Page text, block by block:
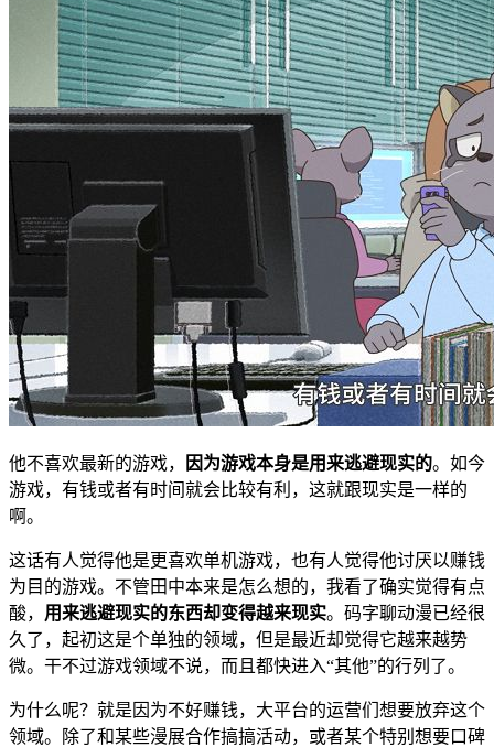
他不喜欢最新的游戏， 因为游戏本身是用来逃避现实的。如今
游戏，有钱或者有时间就会比较有利，这就跟现实是一样的
啊。
这话有人觉得他是更喜欢单机游戏，也有人觉得他讨厌以赚钱
为目的游戏。不管田中本来是怎么想的，我看了确实觉得有点
酸， 用来逃避现实的东西却变得越来现实。码字聊动漫已经很
久了，起初这是个单独的领域，但是最近却觉得它越来越势
微。干不过游戏领域不说，而且都快进入“其他”的行列了。
为什么呢？就是因为不好赚钱，大平台的运营们想要放弃这个
领域。除了和某些漫展合作搞搞活动，或者某个特别想要口碑